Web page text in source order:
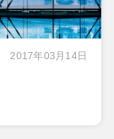
2017年03月14日